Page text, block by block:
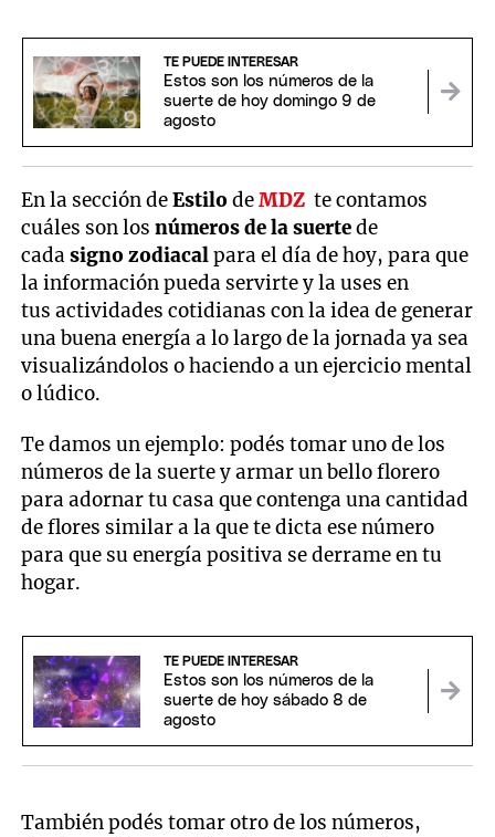
TE PUEDE INTERESAR
Estos son los números de la
suerte de hoy domingo 9 de
agosto
En la sección deEstilodeMDZ te contamos
cuáles son losnúmeros de la suertede
cadasigno zodiacalpara el día de hoy, para que
la información pueda servirte y la uses en
tus actividades cotidianas con la idea de generar
una buena energía a lo largo de la jornada ya sea
visualizándolos o haciendo a un ejercicio mental
o lúdico.
Te damos un ejemplo: podés tomar uno de los
números de la suerte y armar un bello florero
para adornar tu casa que contenga una cantidad
de flores similar a la que te dicta ese número
para que su energía positiva se derrame en tu
hogar.
TE PUEDE INTERESAR
Estos son los números de la
suerte de hoy sábado 8 de
agosto
También podés tomar otro de los números,